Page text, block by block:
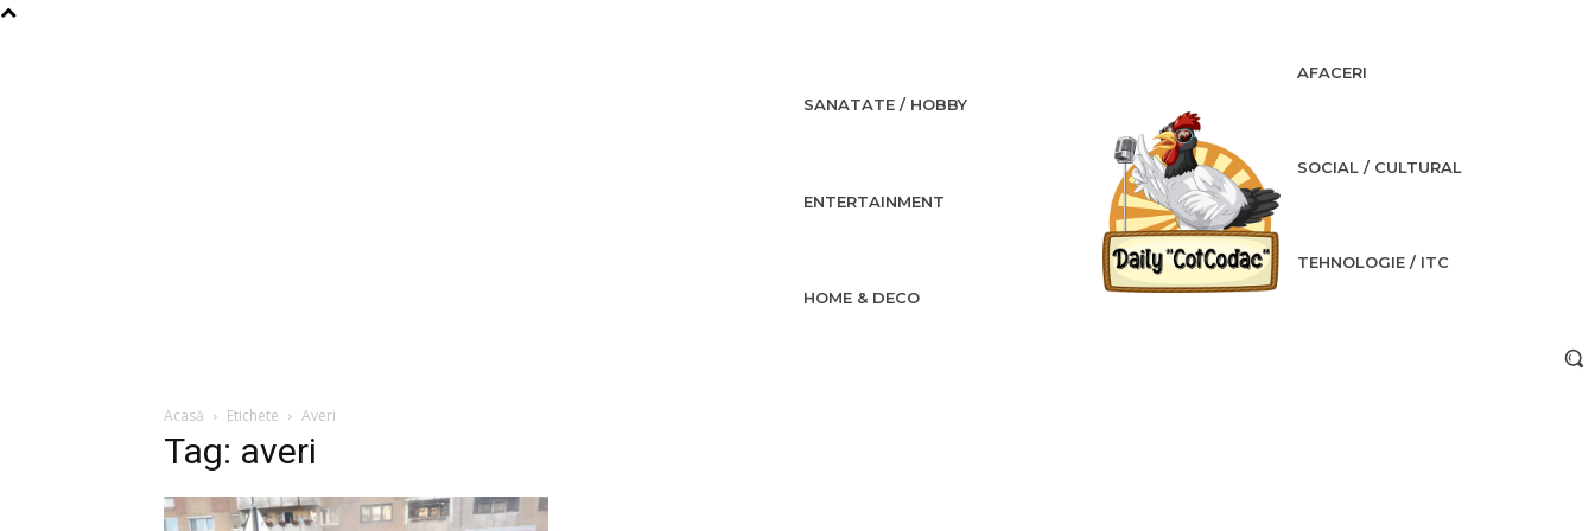
SANATATE / HOBBY
ENTERTAINMENT
HOME & DECO
AFACERI
SOCIAL / CULTURAL
TEHNOLOGIE / ITC
Acasă Etichete Averi
Tag: averi